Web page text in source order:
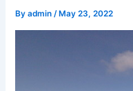
Byadmin/ May 23, 2022